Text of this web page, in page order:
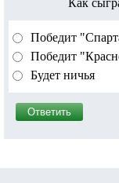
Победит
Победит
Будет ничья